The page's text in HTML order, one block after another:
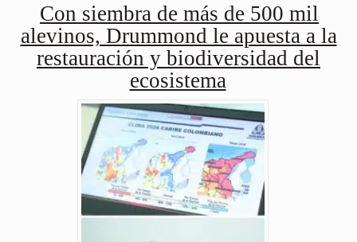
Con siembra de más de 500 mil
alevinos, Drummond le apuesta a la
restauración y biodiversidad del
ecosistema